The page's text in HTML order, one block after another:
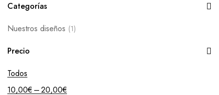
Categorías
Nuestros diseños (1)
Precio
Todos
10,00€ –20,00€